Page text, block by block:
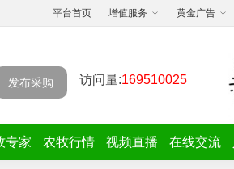
平台首页 增值服务 黄金广告
访问量:169510025
发布采购
专家 农牧行情 视频直播 在线交流